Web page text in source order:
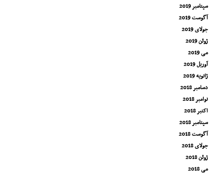
سپتامبر 2019
آگوست 2019
جولای 2019
ژوئن 2019
می 2019
آوریل 2019
ژانویه 2019
دسامبر 2018
نوامبر 2018
اکتبر 2018
سپتامبر 2018
آگوست 2018
جولای 2018
ژوئن 2018
می 2018